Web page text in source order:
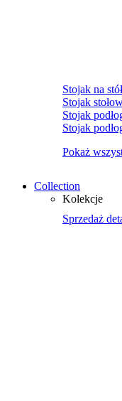
Stojak na
Stojak
Stojak
Stojak
Pokaż
Collection
Kolekcje
Sprzedaż